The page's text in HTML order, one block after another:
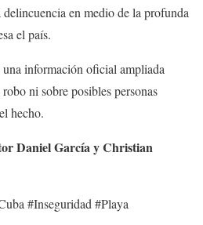
en medio de la profunda
el país.
información oficial ampliada
ni sobre posibles personas
hecho.
Daniel García y Christian
#Inseguridad #Playa